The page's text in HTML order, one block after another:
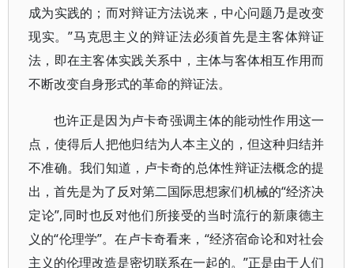
成为实践的；而对辩证方法说来，中心问题乃是改变
现实。”马克思主义的辩证法必须首先是主客体辩证
法，即在主客体实践关系中，主体与客体相互作用而
不断改变自身形式的革命的辩证法。
也许正是因为卢卡奇强调主体的能动性作用这一
点，使得后人把他归结为人本主义的，但这种归结并
不准确。我们知道，卢卡奇的总体性辩证法概念的提
出，首先是为了反对第二国际思想家们机械的“经济决
定论”,同时也反对他们所接受的当时流行的新康德主
义的“伦理学”。在卢卡奇看来，“经济宿命论和对社会
主义的伦理改造是密切联系在一起的。”正是由于人们